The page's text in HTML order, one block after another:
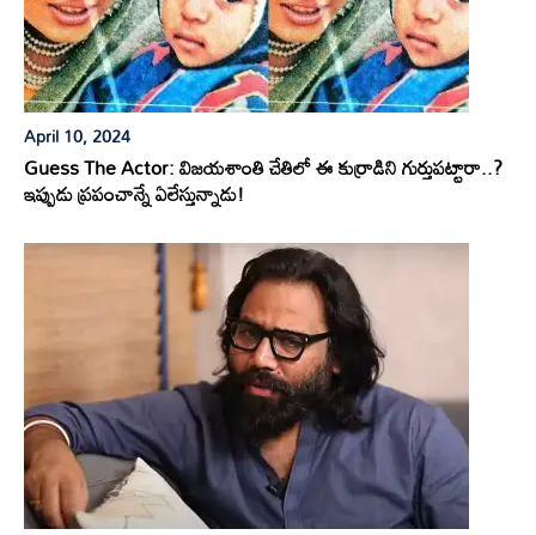
April 10, 2024
Guess The Actor: విజయశాంతి చేతిలో ఈ కుర్రాడిని గుర్తుపట్టారా..?
ఇప్పుడు ప్రపంచాన్నే ఏలేస్తున్నాడు!